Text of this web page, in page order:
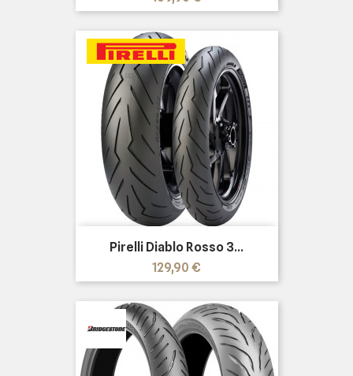
Pirelli Diablo Rosso 3...
Precio
129,90 €